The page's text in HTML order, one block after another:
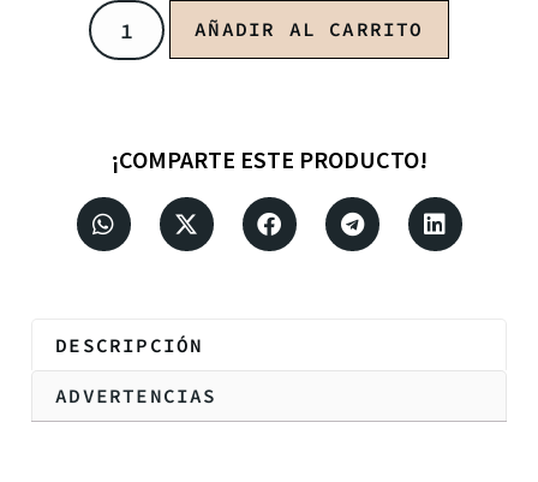
AÑADIR AL CARRITO
¡COMPARTE ESTE PRODUCTO!
DESCRIPCIÓN
ADVERTENCIAS